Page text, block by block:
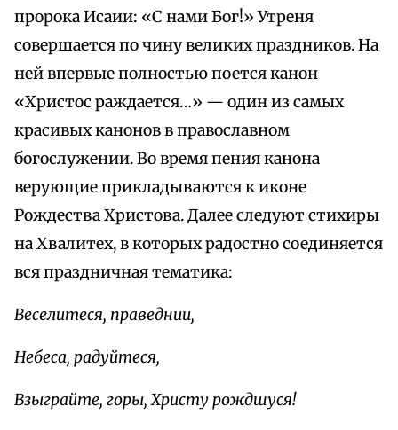
пророка Исаии: «С нами Бог!» Утреня
совершается по чину великих праздников. На
ней впервые полностью поется канон
«Христос раждается…» — один из самых
красивых канонов в православном
богослужении. Во время пения канона
верующие прикладываются к иконе
Рождества Христова. Далее следуют стихиры
на Хвалитех, в которых радостно соединяется
вся праздничная тематика:
Веселитеся, праведнии,
Небеса, радуйтеся,
Взыграйте, горы, Христу рождшуся!